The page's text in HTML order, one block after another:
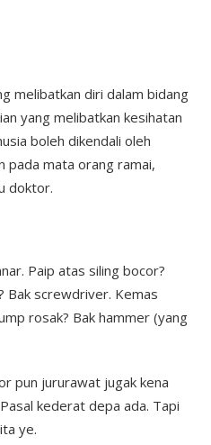
melibatkan diri dalam bidang
yang melibatkan kesihatan
boleh dikendali oleh
pada mata orang ramai,
doktor.
Paip atas siling bocor?
Bak screwdriver. Kemas
rosak? Bak hammer (yang
pun jururawat jugak kena
kederat depa ada. Tapi
ye.